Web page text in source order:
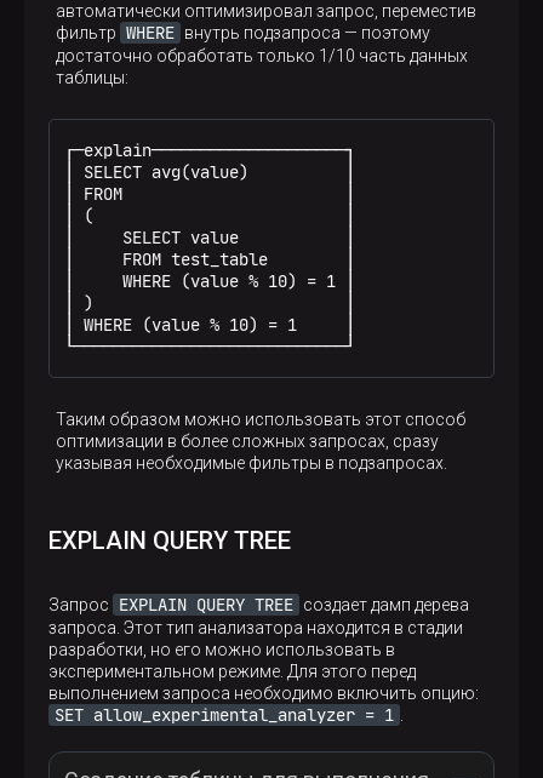
автоматически оптимизировал запрос, переместив
фильтр WHERE внутрь подзапроса — поэтому
достаточно обработать только 1/10 часть данных
таблицы:
┌─explain────────────────────┐
│ SELECT avg(value)          │
│ FROM                       │
│ (                          │
│     SELECT value           │
│     FROM test_table        │
│     WHERE (value % 10) = 1 │
│ )                          │
│ WHERE (value % 10) = 1     │
└────────────────────────────┘
Таким образом можно использовать этот способ
оптимизации в более сложных запросах, сразу
указывая необходимые фильтры в подзапросах.
EXPLAIN QUERY TREE
Запрос EXPLAIN QUERY TREE создает дамп дерева
запроса. Этот тип анализатора находится в стадии
разработки, но его можно использовать в
экспериментальном режиме. Для этого перед
выполнением запроса необходимо включить опцию:
SET allow_experimental_analyzer = 1